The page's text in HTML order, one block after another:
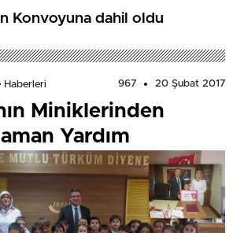
Filistin Konvoyuna dahil oldu
Haberleri 967 20 Şubat 2017
Miniklerinden
Yardım